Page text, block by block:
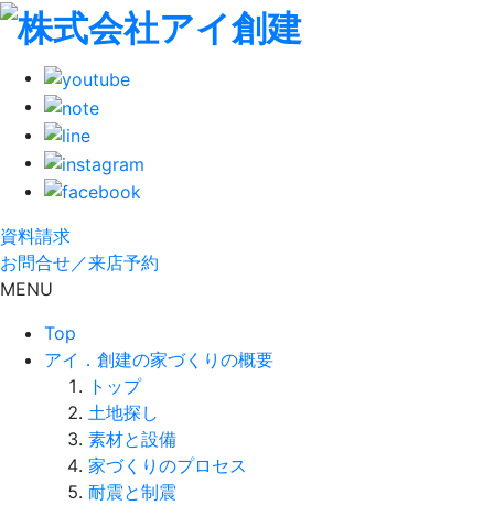
資料請求
お問合せ／来店予約
MENU
Top
アイ．創建の家づくりの概要
トップ
土地探し
素材と設備
家づくりのプロセス
耐震と制震